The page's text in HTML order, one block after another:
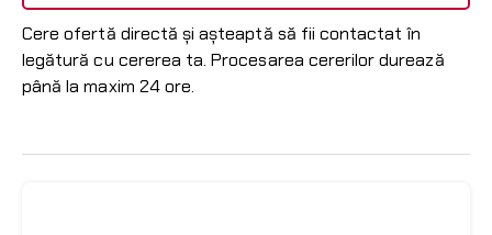
Cere ofertă directă și așteaptă să fii contactat în
legătură cu cererea ta. Procesarea cererilor durează
până la maxim 24 ore.